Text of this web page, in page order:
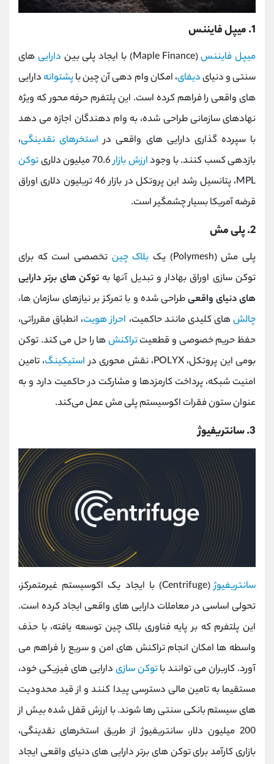
1. میپل فایننس
میپل فایننس(Maple Finance) با ایجاد پلی بین دارایی ‌های
سنتی و دنیایدیفای، امکان وام ‌دهی آن چین باپشتوانه دارایی
‌های واقعی را فراهم کرده است. این پلتفرم حرفه ‌محور که ویژه
نهادهای سازمانی طراحی شده، به وام ‌دهندگان اجازه می ‌دهد
با سپرده ‌گذاری دارایی ‌های واقعی در استخرهای نقدینگی،
بازدهی کسب کنند. با وجودارزش بازار70.6 میلیون دلاری
توکن
MPL، پتانسیل رشد این پروتکل در بازار 46 تریلیون دلاری اوراق
قرضه آمریکا بسیار چشمگیر است.
2. پلی ‌مش
پلی ‌مش (Polymesh) یک بلاک‌ چین تخصصی است که برای
توکن ‌سازی اوراق بهادار و تبدیل آنها بهتوکن های برتر دارایی‌
های دنیای واقعیطراحی شده و با تمرکز بر نیازهای سازمان‌ ها،
چالش‌های کلیدی مانند حاکمیت، احراز هویت، انطباق مقرراتی،
حفظ حریم خصوصی و قطعیتتراکنش‌ها را حل می کند. توکن
بومی این پروتکل، POLYX، نقش محوری در
استیکینگ، تامین
امنیت شبکه، پرداخت کارمزدها و مشارکت در حاکمیت دارد و به‌
عنوان ستون فقرات اکوسیستم پلی‌ مش عمل می‌کند.
3. سانتریفیوژ
سانتریفیوژ
(Centrifuge) با ایجاد یک اکوسیستم غیرمتمرکز،
تحولی اساسی در معاملات دارایی‌ های واقعی ایجاد کرده است.
این پلتفرم که بر پایه فناوری بلاک ‌چین توسعه یافته، با حذف
واسطه ‌ها امکان انجام تراکنش ‌های امن و سریع را فراهم می
‌آورد. کاربران می ‌توانند باتوکن‌ سازی دارایی‌ های فیزیکی خود،
مستقیما به تامین مالی دسترسی پیدا کنند و از قید محدودیت‌
های سیستم بانکی سنتی رها شوند. با ارزش قفل شده بیش از
200 میلیون دلار، سانتریفیوژ از طریق استخرهای نقدینگی،
بازاری کارآمد برای توکن های برتر دارایی ‌های دنیای واقعی ایجاد